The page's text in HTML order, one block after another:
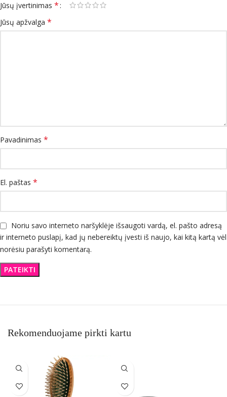
Jūsų įvertinimas *
Jūsų apžvalga *
Pavadinimas *
El. paštas *
Noriu savo interneto naršyklėje išsaugoti vardą, el. pašto adresą
ir interneto puslapį, kad jų nebereiktų įvesti iš naujo, kai kitą kartą vėl
norėsiu parašyti komentarą.
Rekomenduojame pirkti kartu